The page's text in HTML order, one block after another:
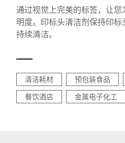
通过视觉上完美的标签，让
明度。印标头清洁剂保持印
持续清洁。
清洁耗材 预包装食品
餐饮酒店
金属电子化工